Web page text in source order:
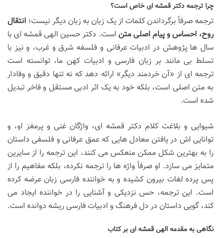
چرا ترجمه دکتر قمشه ای خاص است؟
ترجمه صرفاً برگرداندن کلمات از یک زبان به زبان دیگر نیست؛ انتقال
روح، احساس و پیام اصلی متن است. دکتر حسین الهی قمشه ای با
سال ها پژوهش در ادبیات عرفانی و فلسفه شرق و غرب، و نیز با
تسلط بی مانند بر زبان فارسی و ادبیات کهن ما، توانسته است
ترجمه ای از «آن خردمند دیگر» ارائه دهد که نه تنها دقیق و وفادار
به متن اصلی است، بلکه خود به یک اثر ادبی مستقل و فاخر تبدیل
شده است.
شیوایی و بلاغت کلام دکتر قمشه ای، واژگان غنی و پرمغز او، و
توانایی اش در یافتن معادل هایی که عمق عرفانی و فلسفی داستان
را به بهترین شکل ممکن منعکس می کنند، این ترجمه را از سایرین
متمایز می سازد. او صرفاً واژه ها را ترجمه نکرده، بلکه مفاهیم را از
پس پرده لغات بیرون کشیده و به خواننده فارسی زبان عرضه کرده
است. این ترجمه، حس نزدیکی و آشنایی را در خواننده ایجاد می
کند، گویی داستان در دل فرهنگ و ادبیات فارسی ریشه دوانده است.
نگاهی به مقدمه الهی قمشه ای بر کتاب